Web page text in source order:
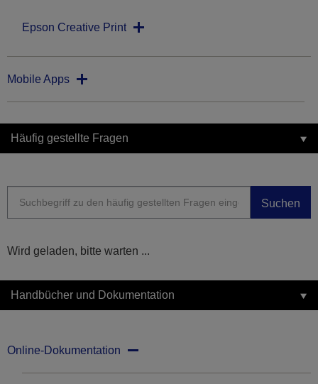
Epson Creative Print
Mobile Apps
Häufig gestellte Fragen
Suchen
Wird geladen, bitte warten ...
Handbücher und Dokumentation
Online-Dokumentation